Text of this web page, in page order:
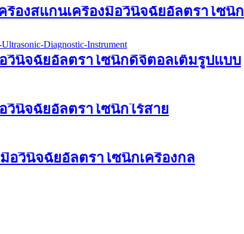
รื่องสแกนเครื่องมือวินิจฉัยอัลตราโซนิก
วินิจฉัยอัลตราโซนิกดิจิตอลเต็มรูปแบบ
วินิจฉัยอัลตราโซนิกไร้สาย
มือวินิจฉัยอัลตราโซนิกเครื่องกล